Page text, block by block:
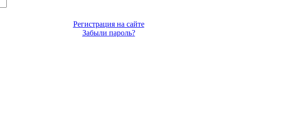
Регистрация на сайте
Забыли пароль?